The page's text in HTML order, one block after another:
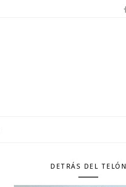
DETRÁS DEL TELÓN